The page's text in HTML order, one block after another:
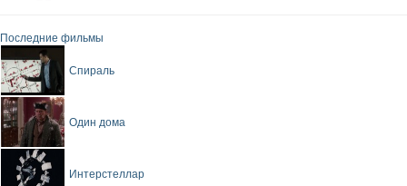
Последние фильмы
Спираль
Один дома
Интерстеллар